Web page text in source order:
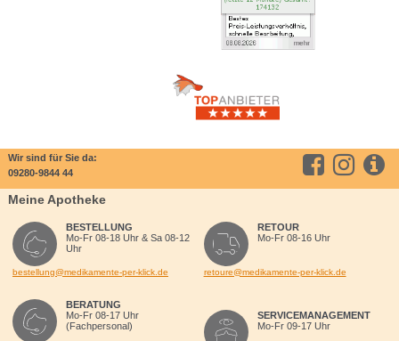
Wir sind für Sie da:
09280-9844 44
Meine Apotheke
BESTELLUNG
Mo-Fr 08-18 Uhr & Sa 08-12
Uhr
bestellung@medikamente-per-klick.de
BERATUNG
Mo-Fr 08-17 Uhr
(Fachpersonal)
RETOUR
Mo-Fr 08-16 Uhr
retoure@medikamente-per-klick.de
SERVICEMANAGEMENT
Mo-Fr 09-17 Uhr